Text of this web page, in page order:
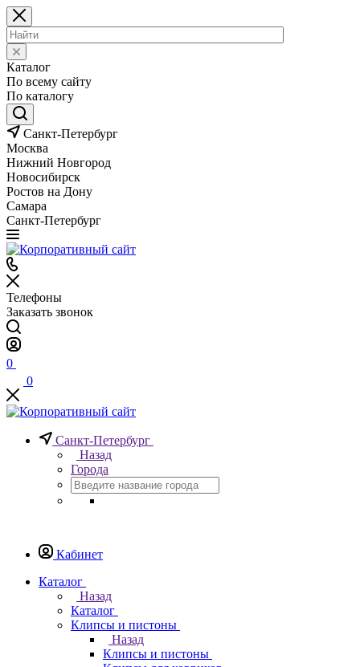
Каталог
По всему сайту
По каталогу
Санкт-Петербург
Москва
Нижний Новгород
Новосибирск
Ростов на Дону
Самара
Санкт-Петербург
Телефоны
Заказать звонок
0
0
Санкт-Петербург
Назад
Города
Кабинет
Каталог
Назад
Каталог
Клипсы и пистоны
Назад
Клипсы и пистоны